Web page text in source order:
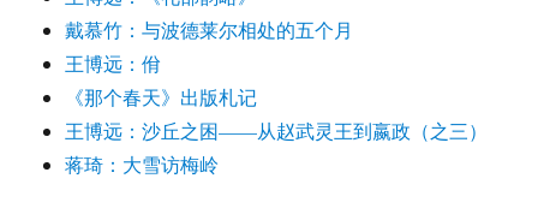
戴慕竹：与波德莱尔相处的五个月
王博远：佾
《那个春天》出版札记
王博远：沙丘之困——从赵武灵王到嬴政（之三）
蒋琦：大雪访梅岭